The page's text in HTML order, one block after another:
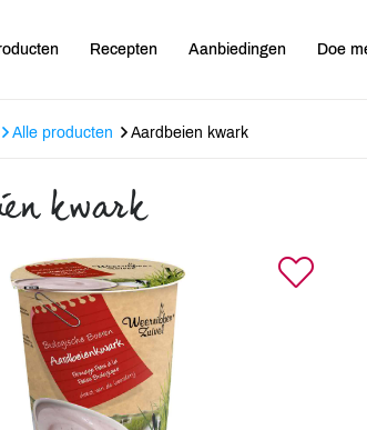
Recepten Aanbiedingen Doe
Alle producten Aardbeien kwark
kwark